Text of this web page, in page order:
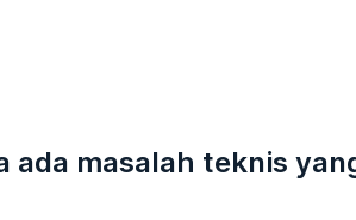
ada masalah teknis